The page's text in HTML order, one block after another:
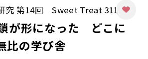
究 第14回 Sweet Treat 311
が形になった どこに
比の学び舎